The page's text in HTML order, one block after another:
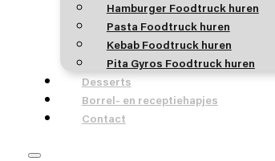
Hamburger Foodtruck huren
Pasta Foodtruck huren
Kebab Foodtruck huren
Pita Gyros Foodtruck huren
Desserts
Borrel- en receptiehapjes
Contact